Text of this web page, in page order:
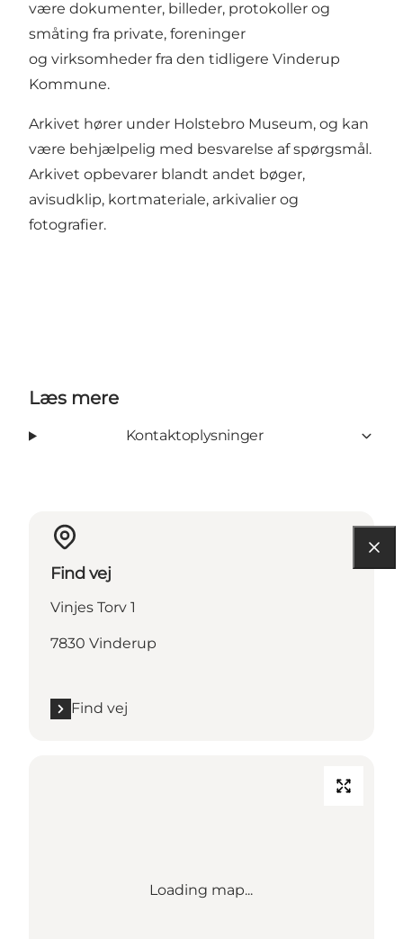
være dokumenter, billeder, protokoller og
småting fra private, foreninger
og virksomheder fra den tidligere Vinderup
Kommune.
Arkivet hører under Holstebro Museum, og kan
være behjælpelig med besvarelse af spørgsmål.
Arkivet opbevarer blandt andet bøger,
avisudklip, kortmateriale, arkivalier og
fotografier.
Læs mere
Kontaktoplysninger
Find vej
Vinjes Torv 1
7830 Vinderup
Find vej
Loading map...